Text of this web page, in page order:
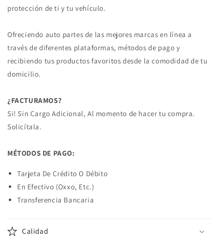
protección de ti y tu vehículo.
Ofreciendo auto partes de las mejores marcas en línea a
través de diferentes plataformas, métodos de pago y
recibiendo tus productos favoritos desde la comodidad de tu
domicilio.
¿FACTURAMOS?
Si! Sin Cargo Adicional, Al momento de hacer tu compra.
Solicítala.
MÉTODOS DE PAGO:
Tarjeta De Crédito O Débito
En Efectivo (Oxxo, Etc.)
Transferencia Bancaria
Calidad